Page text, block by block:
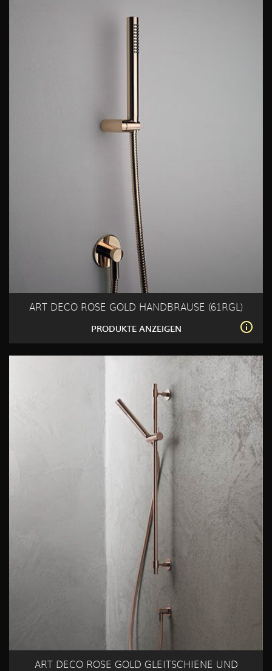
ART DECO ROSE GOLD HANDBRAUSE (61RGL)
PRODUKTE ANZEIGEN
ART DECO ROSE GOLD GLEITSCHIENE UND